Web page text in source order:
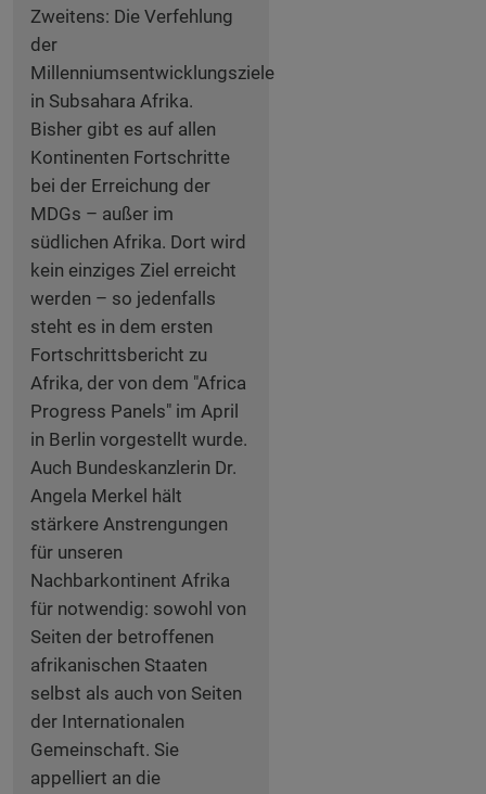
Zweitens: Die Verfehlung
der
Millenniumsentwicklungsziele
in Subsahara Afrika.
Bisher gibt es auf allen
Kontinenten Fortschritte
bei der Erreichung der
MDGs – außer im
südlichen Afrika. Dort wird
kein einziges Ziel erreicht
werden – so jedenfalls
steht es in dem ersten
Fortschrittsbericht zu
Afrika, der von dem "Africa
Progress Panels" im April
in Berlin vorgestellt wurde.
Auch Bundeskanzlerin Dr.
Angela Merkel hält
stärkere Anstrengungen
für unseren
Nachbarkontinent Afrika
für notwendig: sowohl von
Seiten der betroffenen
afrikanischen Staaten
selbst als auch von Seiten
der Internationalen
Gemeinschaft. Sie
appelliert an die